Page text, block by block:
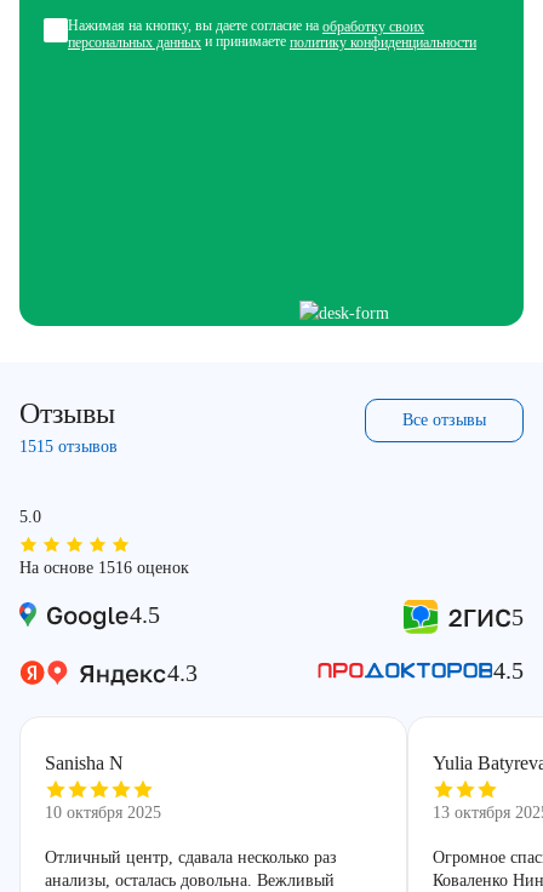
Нажимая на кнопку, вы даете согласие на обработку своих
персональных данных и принимаете политику конфиденциальности
Отзывы
1515 отзывов
Все отзывы
5.0
На основе 1516 оценок
4.5 5
4.3 4.5
Sanisha N
10 октября 2025
Отличный центр, сдавала несколько раз
анализы, осталась довольна. Вежливый
Yulia
13 октября
Огромное
Коваленко